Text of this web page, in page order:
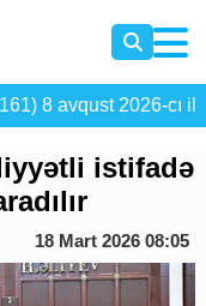
8 avqust 2026-cı il
istifadə
18 Mart 2026 08:05